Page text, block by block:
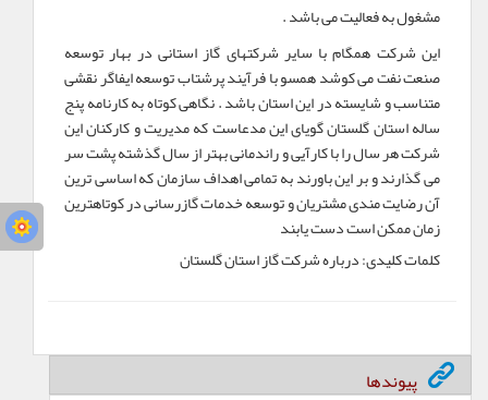
مشغول به فعالیت می باشد .
این شركت همگام با سایر شركتهای گاز استانی در بهار توسعه
صنعت نفت می كوشد همسو با فرآیند پرشتاب توسعه ایفاگر نقشی
متناسب و شایسته در این استان باشد . نگاهی كوتاه به كارنامه پنج
ساله استان گلستان گویای این مدعاست كه مدیریت و كاركنان این
شركت هر سال را با كارآیی و راندمانی بهتر از سال گذشته پشت سر
می گذارند و بر این باورند به تمامی اهداف سازمان كه اساسی ترین
آن رضایت مندی مشتریان و توسعه خدمات گازرسانی در كوتاهترین
زمان ممكن است دست یابند
کلمات کلیدی:درباره شرکت گاز استان گلستان
پیوندها